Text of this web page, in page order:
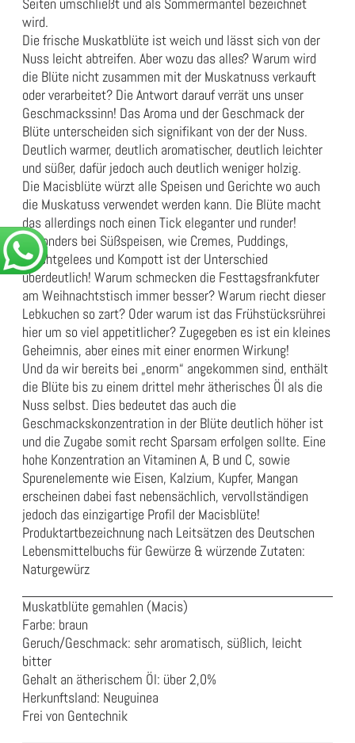
wird.
Die frische Muskatblüte ist weich und lässt sich von der
Nuss leicht abtreifen. Aber wozu das alles? Warum wird
die Blüte nicht zusammen mit der Muskatnuss verkauft
oder verarbeitet? Die Antwort darauf verrät uns unser
Geschmackssinn! Das Aroma und der Geschmack der
Blüte unterscheiden sich signifikant von der der Nuss.
Deutlich warmer, deutlich aromatischer, deutlich leichter
und süßer, dafür jedoch auch deutlich weniger holzig.
Die Macisblüte würzt alle Speisen und Gerichte wo auch
die Muskatuss verwendet werden kann. Die Blüte macht
das allerdings noch einen Tick eleganter und runder!
Besonders bei Süßspeisen, wie Cremes, Puddings,
Fruchtgelees und Kompott ist der Unterschied
überdeutlich! Warum schmecken die Festtagsfrankfuter
am Weihnachtstisch immer besser? Warum riecht dieser
Lebkuchen so zart? Oder warum ist das Frühstücksrührei
hier um so viel appetitlicher? Zugegeben es ist ein kleines
Geheimnis, aber eines mit einer enormen Wirkung!
Und da wir bereits bei „enorm“ angekommen sind, enthält
die Blüte bis zu einem drittel mehr ätherisches Öl als die
Nuss selbst. Dies bedeutet das auch die
Geschmackskonzentration in der Blüte deutlich höher ist
und die Zugabe somit recht Sparsam erfolgen sollte. Eine
hohe Konzentration an Vitaminen A, B und C, sowie
Spurenelemente wie Eisen, Kalzium, Kupfer, Mangan
erscheinen dabei fast nebensächlich, vervollständigen
jedoch das einzigartige Profil der Macisblüte!
Produktartbezeichnung nach Leitsätzen des Deutschen
Lebensmittelbuchs für Gewürze & würzende Zutaten:
Naturgewürz
Muskatblüte gemahlen (Macis)
Farbe: braun
Geruch/Geschmack: sehr aromatisch, süßlich, leicht
bitter
Gehalt an ätherischem Öl: über 2,0%
Herkunftsland: Neuguinea
Frei von Gentechnik